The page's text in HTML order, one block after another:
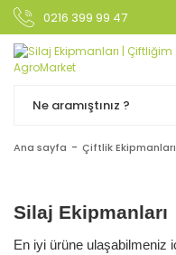
0216 399 99 47
Ana sayfa Çiftlik Ekipmanları
Silaj Ekipmanları
En iyi ürüne ulaşabilmeniz